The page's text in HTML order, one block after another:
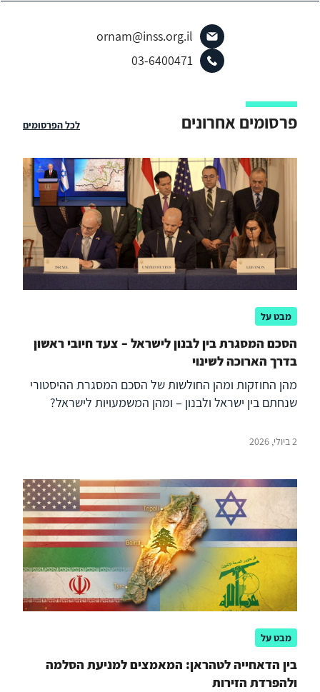
ornam@inss.org.il
03-6400471
פרסומים אחרונים לכל הפרסומים
מבט על
הסכם המסגרת בין לבנון לישראל – צעד חיובי ראשון
בדרך הארוכה לשינוי
מהן החוזקות ומהן החולשות של הסכם המסגרת ההיסטורי
שנחתם בין ישראל ולבנון – ומהן המשמעויות לישראל?
2 ביולי, 2026
מבט על
בין הדאחייה לטהראן: המאמצים למניעת הסלמה
ולהפרדת הזירות